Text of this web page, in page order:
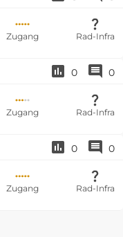
Zugang Rad-Infra
0 0
Zugang Rad-Infra
0 0
Zugang Rad-Infra